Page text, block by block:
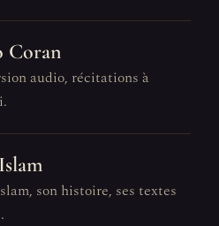
Coran
audio, récitations à
son histoire, ses textes